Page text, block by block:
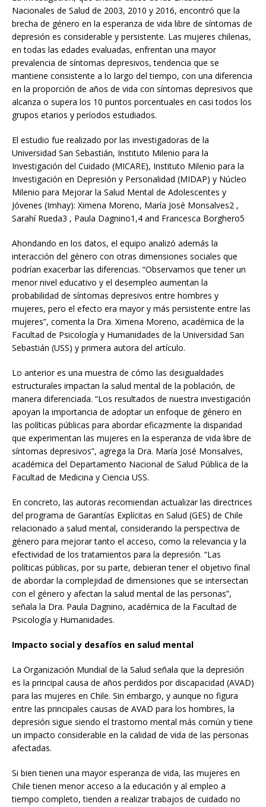
Nacionales de Salud de 2003, 2010 y 2016, encontró que la
brecha de género en la esperanza de vida libre de síntomas de
depresión es considerable y persistente. Las mujeres chilenas,
en todas las edades evaluadas, enfrentan una mayor
prevalencia de síntomas depresivos, tendencia que se
mantiene consistente a lo largo del tiempo, con una diferencia
en la proporción de años de vida con síntomas depresivos que
alcanza o supera los 10 puntos porcentuales en casi todos los
grupos etarios y períodos estudiados.
El estudio fue realizado por las investigadoras de la
Universidad San Sebastián, Instituto Milenio para la
Investigación del Cuidado (MICARE), Instituto Milenio para la
Investigación en Depresión y Personalidad (MIDAP) y Núcleo
Milenio para Mejorar la Salud Mental de Adolescentes y
Jóvenes (Imhay): Ximena Moreno, María José Monsalves2 ,
Sarahí Rueda3 , Paula Dagnino1,4 and Francesca Borghero5
Ahondando en los datos, el equipo analizó además la
interacción del género con otras dimensiones sociales que
podrían exacerbar las diferencias. “Observamos que tener un
menor nivel educativo y el desempleo aumentan la
probabilidad de síntomas depresivos entre hombres y
mujeres, pero el efecto era mayor y más persistente entre las
mujeres”, comenta la Dra. Ximena Moreno, académica de la
Facultad de Psicología y Humanidades de la Universidad San
Sebastián (USS) y primera autora del artículo.
Lo anterior es una muestra de cómo las desigualdades
estructurales impactan la salud mental de la población, de
manera diferenciada. “Los resultados de nuestra investigación
apoyan la importancia de adoptar un enfoque de género en
las políticas públicas para abordar eficazmente la disparidad
que experimentan las mujeres en la esperanza de vida libre de
síntomas depresivos”, agrega la Dra. María José Monsalves,
académica del Departamento Nacional de Salud Pública de la
Facultad de Medicina y Ciencia USS.
En concreto, las autoras recomiendan actualizar las directrices
del programa de Garantías Explícitas en Salud (GES) de Chile
relacionado a salud mental, considerando la perspectiva de
género para mejorar tanto el acceso, como la relevancia y la
efectividad de los tratamientos para la depresión. “Las
políticas públicas, por su parte, debieran tener el objetivo final
de abordar la complejidad de dimensiones que se intersectan
con el género y afectan la salud mental de las personas”,
señala la Dra. Paula Dagnino, académica de la Facultad de
Psicología y Humanidades.
Impacto social y desafíos en salud mental
La Organización Mundial de la Salud señala que la depresión
es la principal causa de años perdidos por discapacidad (AVAD)
para las mujeres en Chile. Sin embargo, y aunque no figura
entre las principales causas de AVAD para los hombres, la
depresión sigue siendo el trastorno mental más común y tiene
un impacto considerable en la calidad de vida de las personas
afectadas.
Si bien tienen una mayor esperanza de vida, las mujeres en
Chile tienen menor acceso a la educación y al empleo a
tiempo completo, tienden a realizar trabajos de cuidado no